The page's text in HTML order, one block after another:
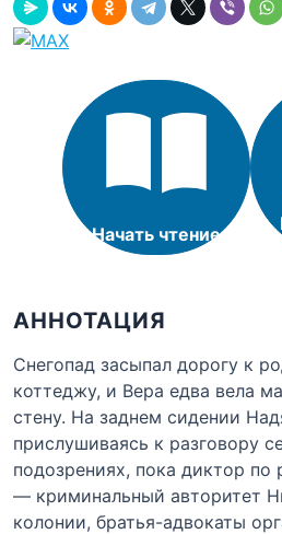
Начать чтение
АННОТАЦИЯ
Снегопад засыпал дорогу к
коттеджу, и Вера едва вела
стену. На заднем сидении
прислушиваясь к разговору
подозрениях, пока диктор по
— криминальный авторитет
колонии, братья-адвокаты